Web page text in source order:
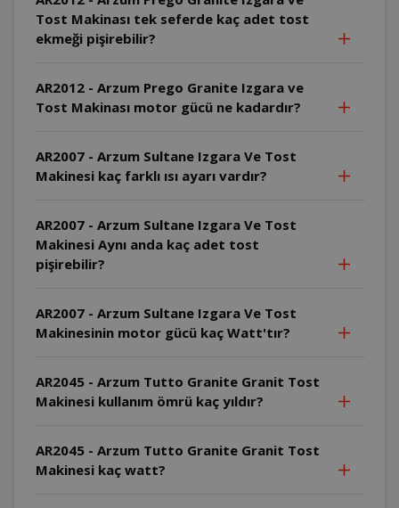
Tost Makinası tek seferde kaç adet tost
ekmeği pişirebilir?
AR2012 - Arzum Prego Granite Izgara ve
Tost Makinası motor gücü ne kadardır?
AR2007 - Arzum Sultane Izgara Ve Tost
Makinesi kaç farklı ısı ayarı vardır?
AR2007 - Arzum Sultane Izgara Ve Tost
Makinesi Aynı anda kaç adet tost
pişirebilir?
AR2007 - Arzum Sultane Izgara Ve Tost
Makinesinin motor gücü kaç Watt'tır?
AR2045 - Arzum Tutto Granite Granit Tost
Makinesi kullanım ömrü kaç yıldır?
AR2045 - Arzum Tutto Granite Granit Tost
Makinesi kaç watt?